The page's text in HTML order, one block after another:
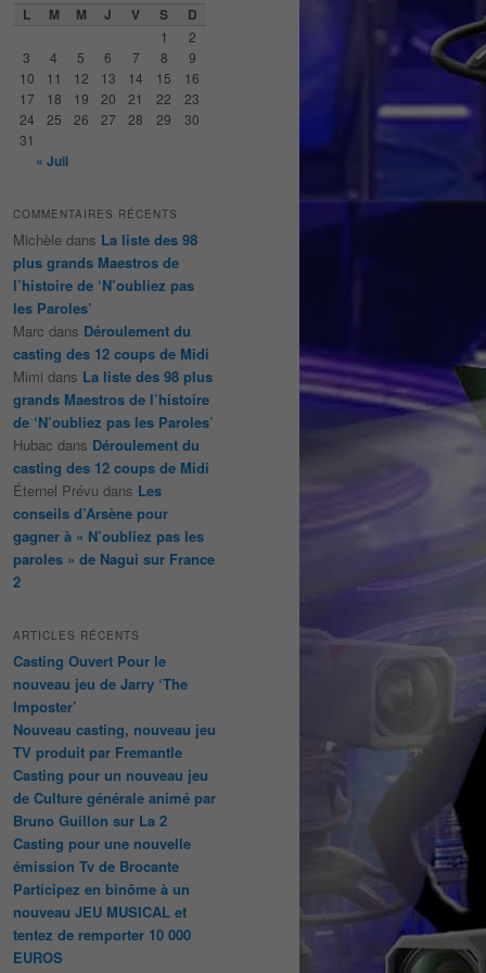
L M M J V S D
1
2
3
4 5 6 7 8
9
10
11 12 13 14 15
16
17
18 19 20 21 22
23
24
25 26 27 28 29
30
31
« Juil
COMMENTAIRES RÉCENTS
Michèle dans La liste des 98
plus grands Maestros de
l’histoire de ‘N’oubliez pas
les Paroles’
Marc dans Déroulement du
casting des 12 coups de Midi
Mimi dans La liste des 98 plus
grands Maestros de l’histoire
de ‘N’oubliez pas les Paroles’
Hubac dans Déroulement du
casting des 12 coups de Midi
Éternel Prévu dans Les
conseils d’Arsène pour
gagner à « N’oubliez pas les
paroles » de Nagui sur France
2
ARTICLES RÉCENTS
Casting Ouvert Pour le
nouveau jeu de Jarry ‘The
Imposter’
Nouveau casting, nouveau jeu
TV produit par Fremantle
Casting pour un nouveau jeu
de Culture générale animé par
Bruno Guillon sur La 2
Casting pour une nouvelle
émission Tv de Brocante
Participez en binôme à un
nouveau JEU MUSICAL et
tentez de remporter 10 000
EUROS